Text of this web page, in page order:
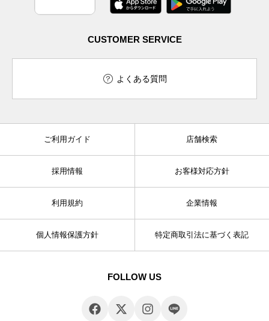
CUSTOMER SERVICE
よくある質問
ご利用ガイド 店舗検索
採用情報 お客様対応方針
利用規約 企業情報
個人情報保護方針 特定商取引法に基づく表記
FOLLOW US